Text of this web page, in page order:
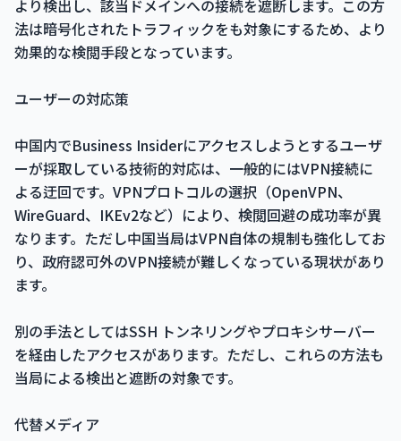
より検出し、該当ドメインへの接続を遮断します。この方
法は暗号化されたトラフィックをも対象にするため、より
効果的な検閲手段となっています。
ユーザーの対応策
中国内でBusiness Insiderにアクセスしようとするユーザ
ーが採取している技術的対応は、一般的にはVPN接続に
よる迂回です。VPNプロトコルの選択（OpenVPN、
WireGuard、IKEv2など）により、検閲回避の成功率が異
なります。ただし中国当局はVPN自体の規制も強化してお
り、政府認可外のVPN接続が難しくなっている現状があり
ます。
別の手法としてはSSH トンネリングやプロキシサーバー
を経由したアクセスがあります。ただし、これらの方法も
当局による検出と遮断の対象です。
代替メディア